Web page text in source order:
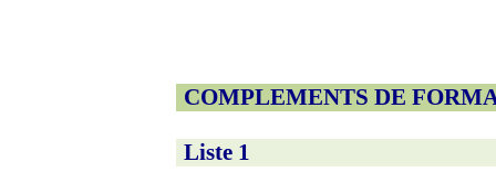
COMPLEMENTS DE
Liste 1